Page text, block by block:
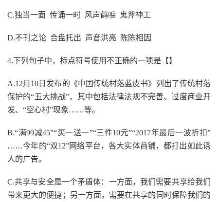
C.独当一面 传诵一时 风声鹤唳 鬼斧神工
D.不刊之论 合盘托出 声音洪亮 陈陈相因
4.下列句子中，标点符号使用不正确的一项是 【】
A.12月10日发布的《中国传统村落蓝皮书》列出了传统村落
保护的“五大挑战”，其中包括法律法规不完善、过度商业开
发、“空心村”现象……等。
B.“满99减45”“买一送一”“三件10元”“2017年最后一波折扣”
……今年的“双12”网络平台，各大实体商铺，都打出如此诱
人的广告。
C.共享与安全是一个矛盾体：一方面，我们需要共享给我们
带来更大的便捷；另一方面，需要在共享的同时保障我们的